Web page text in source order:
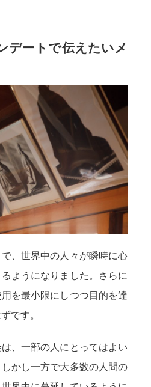
デートで伝えたいメ
、世界中の人々が瞬時に心
ようになりました。さらに
を最小限にしつつ目的を達
です。
、一部の人にとってはよい
かし一方で大多数の人間の